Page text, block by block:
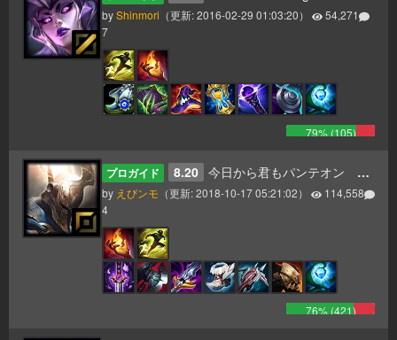
byShinmori （更新:2016-02-29 01:03:20）
54,271
7
79% (105)
プロガイド 8.20 今日から君もパンテオン 更新8.20
by えびンモ （更新:2018-10-17 05:21:02）
114,558
4
76% (421)